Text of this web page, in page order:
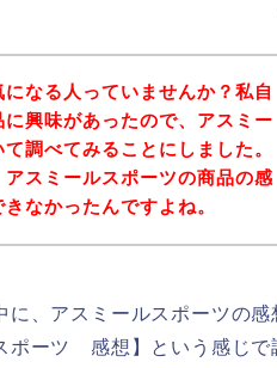
なる人っていませんか？私自
興味があったので、アスミー
調べてみることにしました。
スミールスポーツの商品の感
なかったんですよね。
、アスミールスポーツの感
ポーツ 感想】という感じで